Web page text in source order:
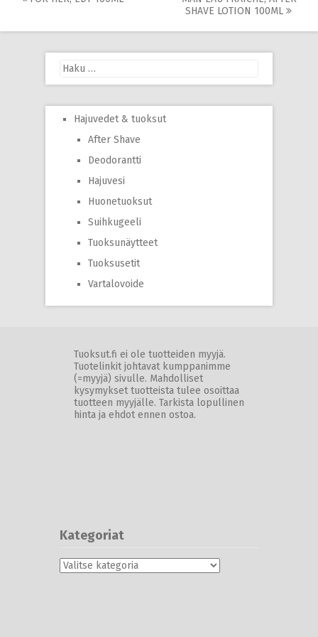
SHAVE LOTION 100ML
Haku:
Hajuvedet & tuoksut
After Shave
Deodorantti
Hajuvesi
Huonetuoksut
Suihkugeeli
Tuoksunäytteet
Tuoksusetit
Vartalovoide
Tuoksut.fi ei ole tuotteiden myyjä.
Tuotelinkit johtavat kumppanimme
(=myyjä) sivulle. Mahdolliset
kysymykset tuotteista tulee osoittaa
tuotteen myyjälle. Tarkista lopullinen
hinta ja ehdot ennen ostoa.
Kategoriat
Kategoriat